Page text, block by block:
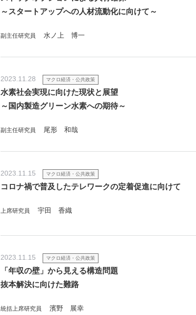
～スタートアップへの人材流動化に向けて～
副主任研究員 水ノ上 博一
2023.11.28 マクロ経済・公共政策
水素社会実現に向けた現状と展望
～国内製造グリーン水素への期待～
副主任研究員 尾形 和哉
2023.11.15 マクロ経済・公共政策
コロナ禍で普及したテレワークの定着促進に向けて
上席研究員 宇田 香織
2023.11.15 マクロ経済・公共政策
「年収の壁」から見える構造問題
抜本解決に向けた難路
統括上席研究員 濱野 展幸